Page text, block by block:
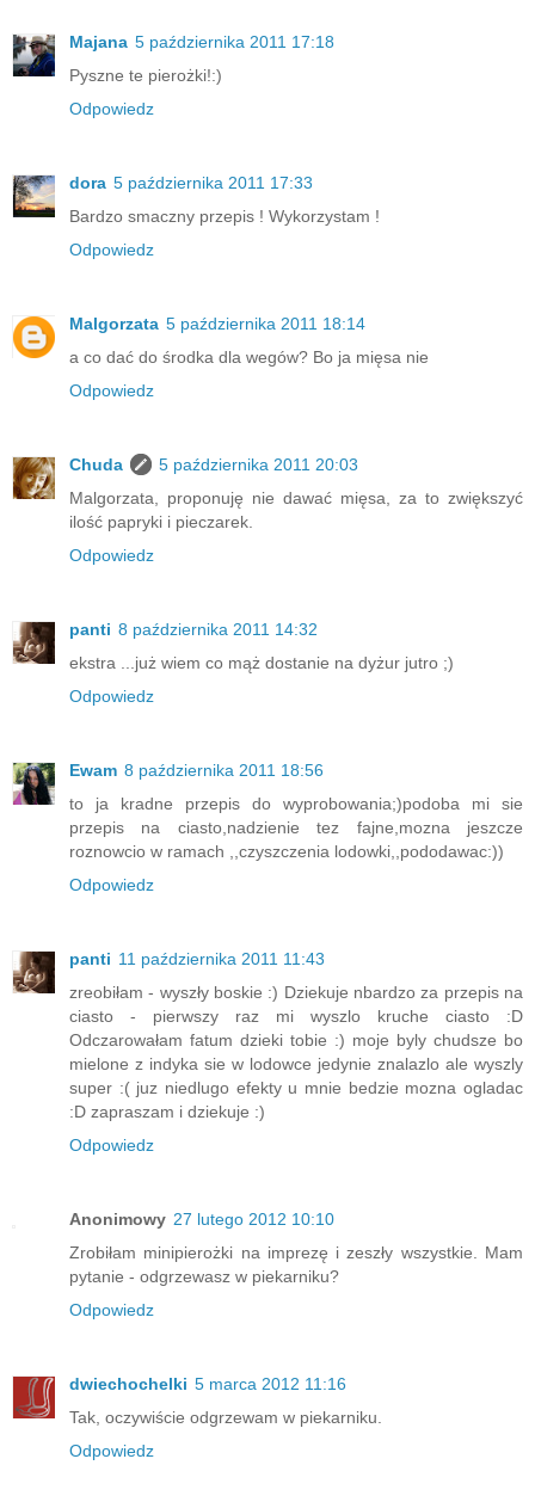
Majana 5 października 2011 17:18
Pyszne te pierożki!:)
Odpowiedz
dora 5 października 2011 17:33
Bardzo smaczny przepis ! Wykorzystam !
Odpowiedz
Malgorzata 5 października 2011 18:14
a co dać do środka dla wegów? Bo ja mięsa nie
Odpowiedz
Chuda
5 października 2011 20:03
Malgorzata, proponuję nie dawać mięsa, za to zwiększyć
ilość papryki i pieczarek.
Odpowiedz
panti 8 października 2011 14:32
ekstra ...już wiem co mąż dostanie na dyżur jutro ;)
Odpowiedz
Ewam 8 października 2011 18:56
to ja kradne przepis do wyprobowania;)podoba mi sie
przepis na ciasto,nadzienie tez fajne,mozna jeszcze
roznowcio w ramach ,,czyszczenia lodowki,,pododawac:))
Odpowiedz
panti 11 października 2011 11:43
zreobiłam - wyszły boskie :) Dziekuje nbardzo za przepis na
ciasto - pierwszy raz mi wyszlo kruche ciasto :D
Odczarowałam fatum dzieki tobie :) moje byly chudsze bo
mielone z indyka sie w lodowce jedynie znalazlo ale wyszly
super :( juz niedlugo efekty u mnie bedzie mozna ogladac
:D zapraszam i dziekuje :)
Odpowiedz
Anonimowy 27 lutego 2012 10:10
Zrobiłam minipierożki na imprezę i zeszły wszystkie. Mam
pytanie - odgrzewasz w piekarniku?
Odpowiedz
dwiechochelki 5 marca 2012 11:16
Tak, oczywiście odgrzewam w piekarniku.
Odpowiedz